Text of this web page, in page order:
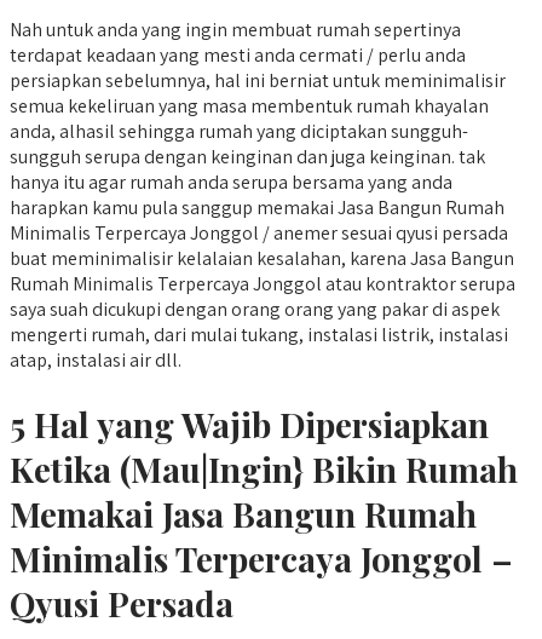
Nah untuk anda yang ingin membuat rumah sepertinya
terdapat keadaan yang mesti anda cermati / perlu anda
persiapkan sebelumnya, hal ini berniat untuk meminimalisir
semua kekeliruan yang masa membentuk rumah khayalan
anda, alhasil sehingga rumah yang diciptakan sungguh-
sungguh serupa dengan keinginan dan juga keinginan. tak
hanya itu agar rumah anda serupa bersama yang anda
harapkan kamu pula sanggup memakai Jasa Bangun Rumah
Minimalis Terpercaya Jonggol / anemer sesuai qyusi persada
buat meminimalisir kelalaian kesalahan, karena Jasa Bangun
Rumah Minimalis Terpercaya Jonggol atau kontraktor serupa
saya suah dicukupi dengan orang orang yang pakar di aspek
mengerti rumah, dari mulai tukang, instalasi listrik, instalasi
atap, instalasi air dll.
5 Hal yang Wajib Dipersiapkan
Ketika (Mau|Ingin} Bikin Rumah
Memakai Jasa Bangun Rumah
Minimalis Terpercaya Jonggol –
Qyusi Persada